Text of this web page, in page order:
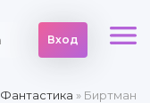
Вход
Фантастика » Биртман